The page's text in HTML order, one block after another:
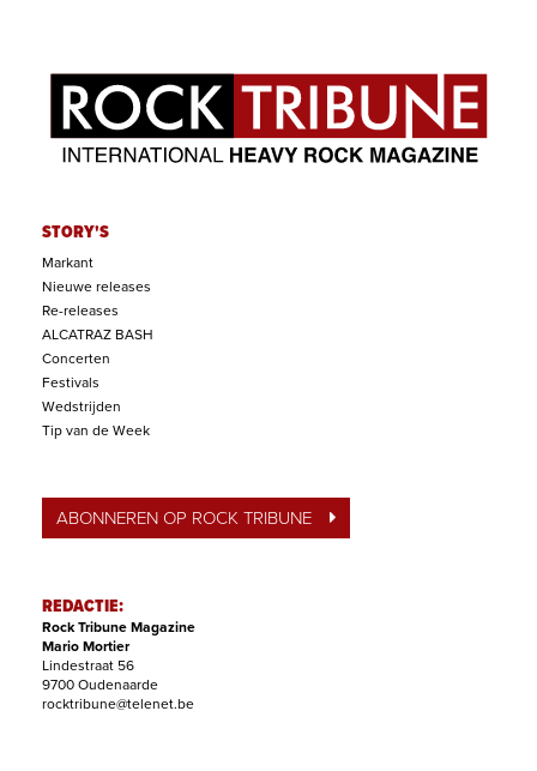
STORY'S
Markant
Nieuwe releases
Re-releases
ALCATRAZ BASH
Concerten
Festivals
Wedstrijden
Tip van de Week
ABONNEREN OP ROCK TRIBUNE
REDACTIE:
Rock Tribune Magazine
Mario Mortier
Lindestraat 56
9700 Oudenaarde
rocktribune@telenet.be